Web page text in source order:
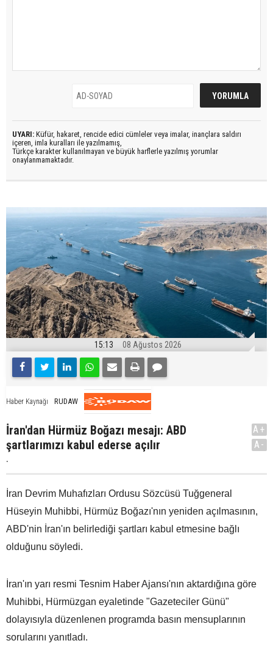
UYARI: Küfür, hakaret, rencide edici cümleler veya imalar, inançlara saldırı
içeren, imla kuralları ile yazılmamış,
Türkçe karakter kullanılmayan ve büyük harflerle yazılmış yorumlar
onaylanmamaktadır.
15:13 08 Ağustos 2026
Haber Kaynağı RUDAW
İran'dan Hürmüz Boğazı mesajı: ABD
şartlarımızı kabul ederse açılır
.
A+
A-
İran Devrim Muhafızları Ordusu Sözcüsü Tuğgeneral
Hüseyin Muhibbi, Hürmüz Boğazı'nın yeniden açılmasının,
ABD'nin İran'ın belirlediği şartları kabul etmesine bağlı
olduğunu söyledi.
İran'ın yarı resmi Tesnim Haber Ajansı'nın aktardığına göre
Muhibbi, Hürmüzgan eyaletinde "Gazeteciler Günü"
dolayısıyla düzenlenen programda basın mensuplarının
sorularını yanıtladı.